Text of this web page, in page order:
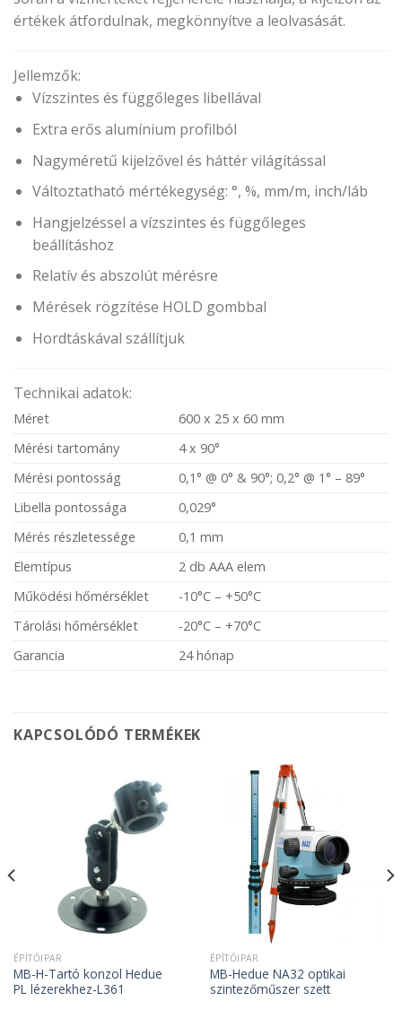
értékek átfordulnak, megkönnyítve a leolvasását.
Jellemzők:
Vízszintes és függőleges libellával
Extra erős alumínium profilból
Nagyméretű kijelzővel és háttér világítással
Változtatható mértékegység: °, %, mm/m, inch/láb
Hangjelzéssel a vízszintes és függőleges
beállításhoz
Relatív és abszolút mérésre
Mérések rögzítése HOLD gombbal
Hordtáskával szállítjuk
Technikai adatok:
Méret
600 x 25 x 60 mm
Mérési tartomány
4 x 90°
Mérési pontosság
0,1° @ 0° & 90°; 0,2° @ 1° – 89°
Libella pontossága
0,029°
Mérés részletessége
0,1 mm
Elemtípus
2 db AAA elem
Működési hőmérséklet
-10°C – +50°C
Tárolási hőmérséklet
-20°C – +70°C
Garancia
24 hónap
KAPCSOLÓDÓ TERMÉKEK
ÉPÍTŐIPAR
MB-H-Tartó konzol Hedue
PL lézerekhez-L361
ÉPÍTŐIPAR
MB-Hedue NA32 optikai
szintezőműszer szett